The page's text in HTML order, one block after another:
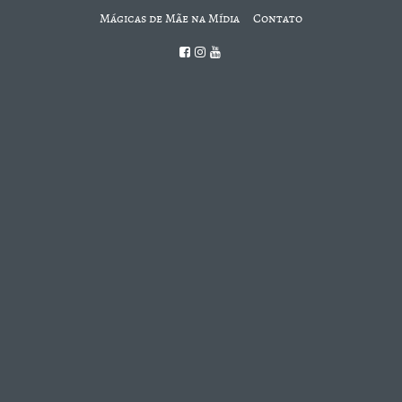
Mágicas de Mãe na Mídia Contato